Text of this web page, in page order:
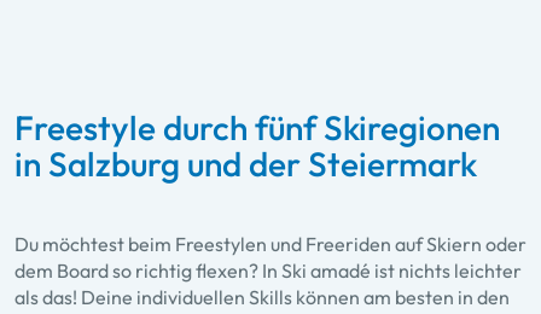
Freestyle durch fünf Skiregionen
in Salzburg und der Steiermark
Du möchtest beim Freestylen und Freeriden auf Skiern oder
dem Board so richtig flexen? In Ski amadé ist nichts leichter
als das! Deine individuellen Skills können am besten in den